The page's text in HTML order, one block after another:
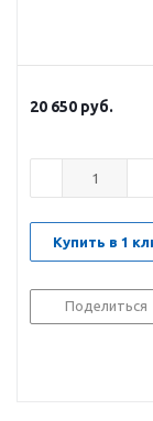
20 650 руб.
Купить в 1
Поделиться